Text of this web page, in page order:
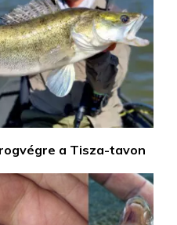
a Tisza-tavon